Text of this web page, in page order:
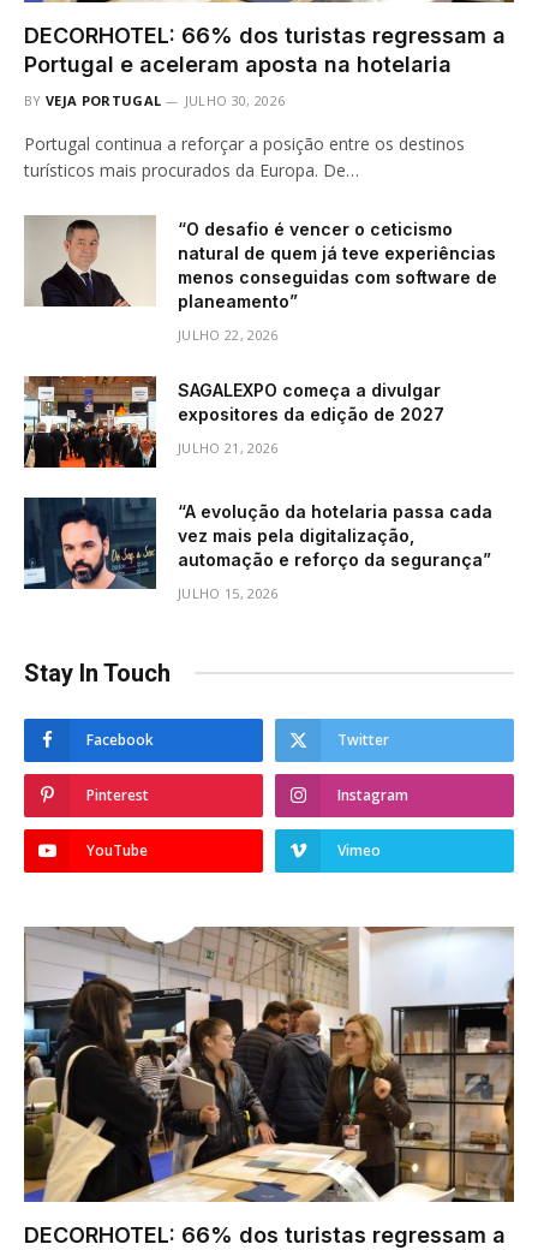
DECORHOTEL: 66% dos turistas regressam a
Portugal e aceleram aposta na hotelaria
BY VEJA PORTUGAL JULHO 30, 2026
Portugal continua a reforçar a posição entre os destinos
turísticos mais procurados da Europa. De…
“O desafio é vencer o ceticismo
natural de quem já teve experiências
menos conseguidas com software de
planeamento”
JULHO 22, 2026
SAGALEXPO começa a divulgar
expositores da edição de 2027
JULHO 21, 2026
“A evolução da hotelaria passa cada
vez mais pela digitalização,
automação e reforço da segurança”
JULHO 15, 2026
Stay In Touch
Facebook Twitter
Pinterest Instagram
YouTube Vimeo
DECORHOTEL: 66% dos turistas regressam a